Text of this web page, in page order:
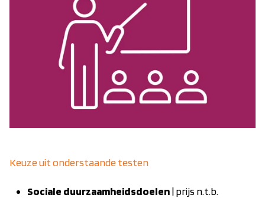
Keuze uit onderstaande testen
Sociale duurzaamheidsdoelen| prijs n.t.b.